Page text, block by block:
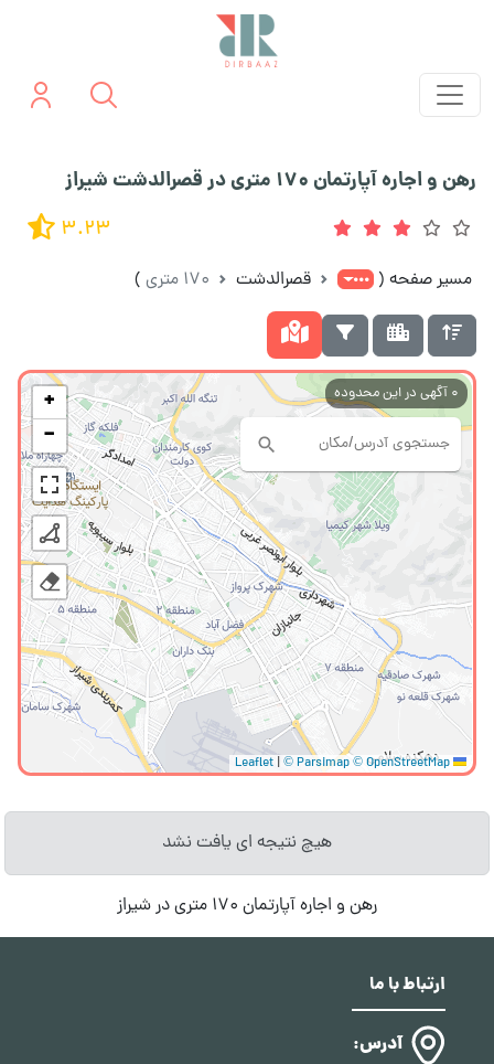
رهن و اجاره آپارتمان 170 متری در قصرالدشت شیراز
3.23
مسیر صفحه ( 170 متری قصرالدشت )
0 آگهی در این محدوده
+
−
|© Parsimap© OpenStreetMap
هیچ نتیجه ای یافت نشد
رهن و اجاره آپارتمان 170 متری در شیراز
ارتباط با ما
آدرس: